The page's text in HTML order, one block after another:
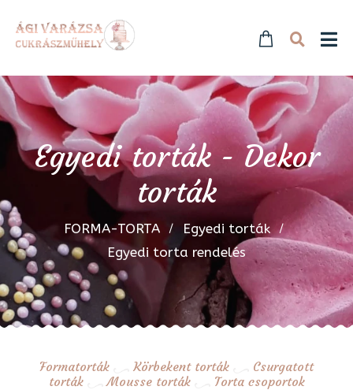
Egyedi torták - Dekor
torták
FORMA-TORTA
Egyedi torták
Egyedi torta rendelés
Formatorták Körbekent torták
Csurgatott
torták
Mousse torták Torta csoportok